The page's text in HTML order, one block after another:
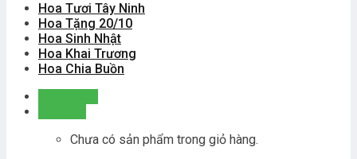
Hoa Tươi Tây Ninh
Hoa Tặng 20/10
Hoa Sinh Nhật
Hoa Khai Trương
Hoa Chia Buồn
Chưa có sản phẩm trong giỏ hàng.